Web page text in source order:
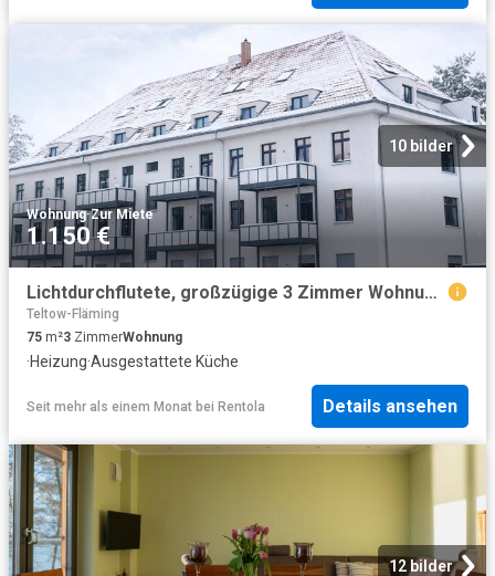
10 bilder
Wohnung·Zur Miete
1.150 €
Lichtdurchflutete, großzügige 3 Zimmer Wohnung mit viel Raum für Paare und kleine Familien
Teltow-Fläming
75 m²3 ZimmerWohnung
·Heizung·Ausgestattete Küche
Seit mehr als einem Monat bei Rentola Details ansehen
12 bilder